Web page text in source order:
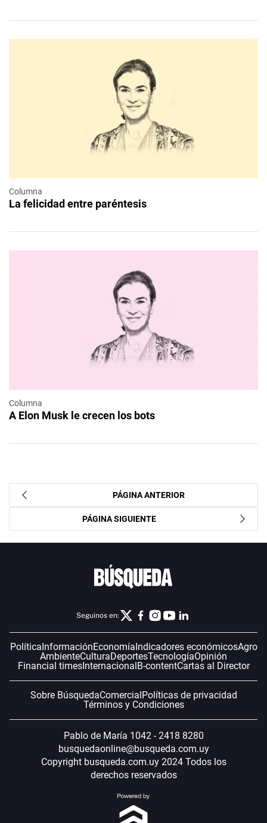
Columna
La felicidad entre paréntesis
Columna
A Elon Musk le crecen los bots
PÁGINA ANTERIOR
PÁGINA SIGUIENTE
Seguinos en:
PolíticaInformaciónEconomíaIndicadores económicosAgro
AmbienteCulturaDeportesTecnologíaOpinión
Financial timesInternacionalB-contentCartas al Director
Sobre BúsquedaComercialPolíticas de privacidad
Términos y Condiciones
Pablo de María 1042 - 2418 8280
busquedaonline@busqueda.com.uy
Copyright busqueda.com.uy 2024 Todos los
derechos reservados